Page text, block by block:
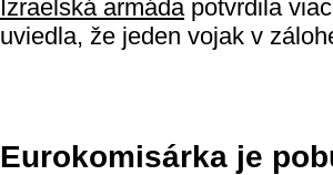
Izraelská armáda potvrdila
uviedla, že jeden vojak v
Eurokomisárka je